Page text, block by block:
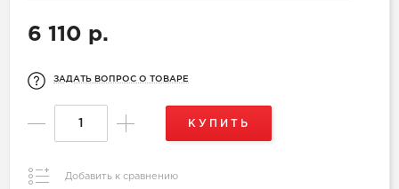
6 110 р.
ЗАДАТЬ ВОПРОС О ТОВАРЕ
КУПИТЬ
Добавить к сравнению